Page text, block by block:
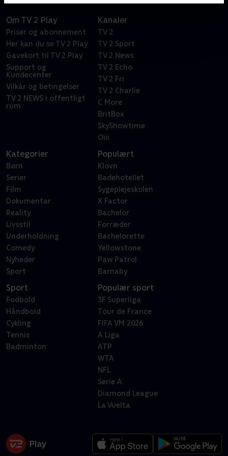
Om TV 2 Play
Priser og abonnement
Her kan du se TV 2 Play
Gavekort til TV 2 Play
Support og
Kundecenter
Vilkår og betingelser
TV 2 NEWS i offentligt
rum
Kanaler
TV 2
TV 2 Sport
TV 2 News
TV 2 Echo
TV 2 Fri
TV 2 Charlie
C More
BritBox
SkyShowtime
Oiii
Kategorier
Børn
Serier
Film
Dokumentar
Reality
Livsstil
Underholdning
Comedy
Nyheder
Sport
Populært
Klovn
Badehotellet
Sygeplejeskolen
X Factor
Bachelor
Forræder
Bachelorette
Yellowstone
Paw Patrol
Barnaby
Sport
Fodbold
Håndbold
Cykling
Tennis
Badminton
Populær sport
3F Superliga
Tour de France
FIFA VM 2026
A Liga
ATP
WTA
NFL
Serie A
Diamond League
La Vuelta